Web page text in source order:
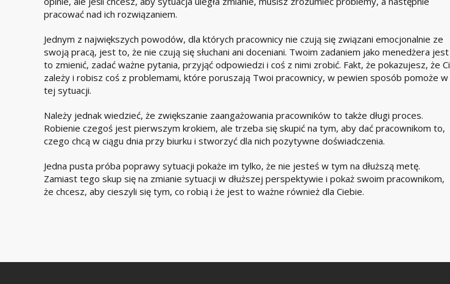
pracować nad ich rozwiązaniem.
Jednym z największych powodów, dla których pracownicy nie czują się związani emocjonalnie ze
swoją pracą, jest to, że nie czują się słuchani ani doceniani. Twoim zadaniem jako menedżera jest
to zmienić, zadać ważne pytania, przyjąć odpowiedzi i coś z nimi zrobić. Fakt, że pokazujesz, że Ci
zależy i robisz coś z problemami, które poruszają Twoi pracownicy, w pewien sposób pomoże w
tej sytuacji.
Należy jednak wiedzieć, że zwiększanie zaangażowania pracowników to także długi proces.
Robienie czegoś jest pierwszym krokiem, ale trzeba się skupić na tym, aby dać pracownikom to,
czego chcą w ciągu dnia przy biurku i stworzyć dla nich pozytywne doświadczenia.
Jedna pusta próba poprawy sytuacji pokaże im tylko, że nie jesteś w tym na dłuższą metę.
Zamiast tego skup się na zmianie sytuacji w dłuższej perspektywie i pokaż swoim pracownikom,
że chcesz, aby cieszyli się tym, co robią i że jest to ważne również dla Ciebie.